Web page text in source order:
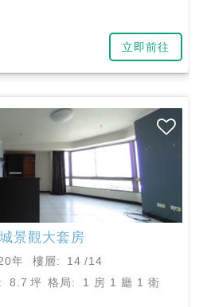
立即前往
景觀大套房
年 樓層: 14 /14
8.7 坪 格局: 1 房 1 廳 1 衛